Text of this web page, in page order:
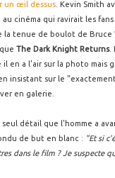
un œil dessus . Kevin Smith
cinéma qui ravirait les
la tenue de boulot de
The Dark Knight Returns.
il en a l'air sur la photo mais
insistant sur le
en galerie.
détail que l'homme a
de but en blanc : "Et si
dans le film ? Je suspecte